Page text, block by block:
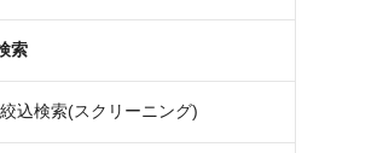
索
絞込検索(スクリーニング)